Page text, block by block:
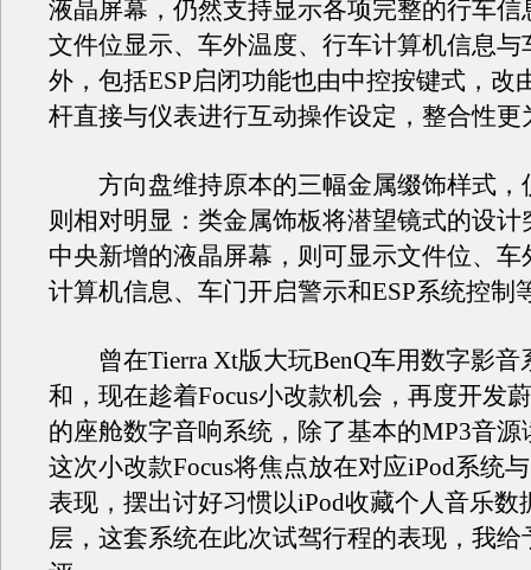
液晶屏幕，仍然支持显示各项完整的行车信
文件位显示、车外温度、行车计算机信息与
外，包括ESP启闭功能也由中控按键式，改
杆直接与仪表进行互动操作设定，整合
方向盘维持原本的三幅金属缀饰样式，
则相对明显：类金属饰板将潜望镜式的设计
中央新增的液晶屏幕，则可显示文件位、车
计算机信息、车门开启警示和ESP系统控制
曾在Tierra Xt版大玩BenQ车用数字影音
和，现在趁着Focus小改款机会，再度开发
的座舱数字音响系统，除了基本的MP3音源
这次小改款Focus将焦点放在对应iPod系统
表现，摆出讨好习惯以iPod收藏个人音乐数
层，这套系统在此次试驾行程的表现，我给